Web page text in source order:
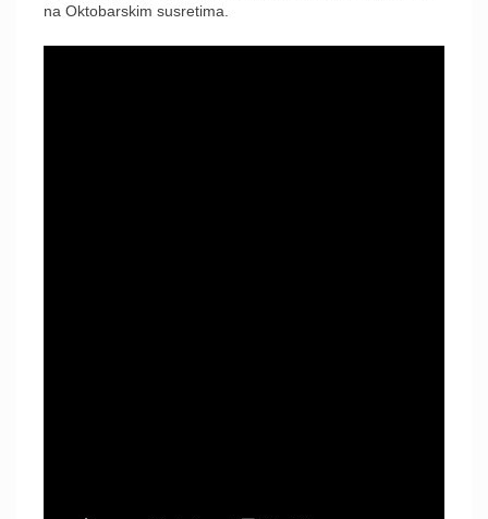
na Oktobarskim susretima.